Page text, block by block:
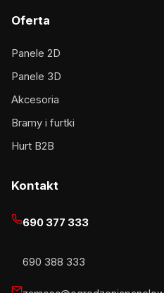
Oferta
Panele 2D
Panele 3D
Akcesoria
Bramy i furtki
Hurt B2B
Kontakt
690 377 333
690 388 333